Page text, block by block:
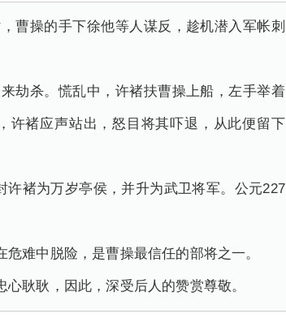
曹操的手下徐他等人谋反，趁机潜入军帐刺
劫杀。慌乱中，许褚扶曹操上船，左手举着
许褚应声站出，怒目将其吓退，从此便留下
褚为万岁亭侯，并升为武卫将军。公元227
难中脱险，是曹操最信任的部将之一。
耿耿，因此，深受后人的赞赏尊敬。